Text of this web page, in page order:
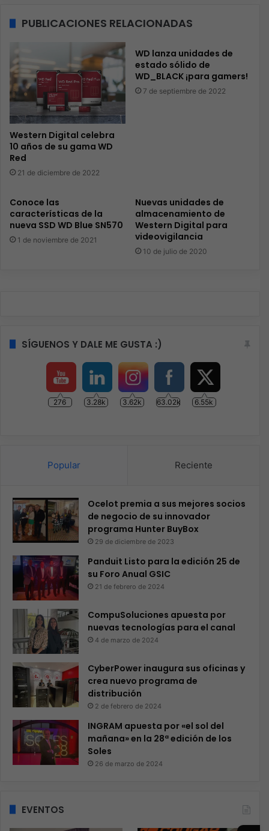
PUBLICACIONES RELACIONADAS
Western Digital celebra
10 años de su gama WD
Red
21 de diciembre de 2022
WD lanza unidades de
estado sólido de
WD_BLACK ¡para gamers!
7 de septiembre de 2022
Conoce las
características de la
nueva SSD WD Blue SN570
1 de noviembre de 2021
Nuevas unidades de
almacenamiento de
Western Digital para
videovigilancia
10 de julio de 2020
SÍGUENOS Y DALE ME GUSTA :)
276 3.28k 3.62k 63.02k 6.55k
Popular Reciente
Ocelot premia a sus mejores socios
de negocio de su innovador
programa Hunter BuyBox
29 de diciembre de 2023
Panduit Listo para la edición 25 de
su Foro Anual GSIC
21 de febrero de 2024
CompuSoluciones apuesta por
nuevas tecnologías para el canal
4 de marzo de 2024
CyberPower inaugura sus oficinas y
crea nuevo programa de
distribución
2 de febrero de 2024
INGRAM apuesta por «el sol del
mañana» en la 28ª edición de los
Soles
26 de marzo de 2024
EVENTOS